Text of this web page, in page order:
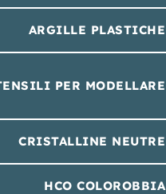
ARGILLE PLASTICHE
PER MODELLARE
CRISTALLINE NEUTRE
HCO COLOROBBIA